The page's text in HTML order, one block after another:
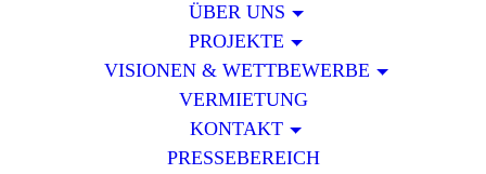
ÜBER UNS
PROJEKTE
VISIONEN & WETTBEWERBE
VERMIETUNG
KONTAKT
PRESSEBEREICH